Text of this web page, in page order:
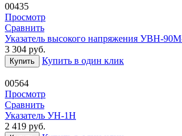
00435
Просмотр
Сравнить
Указатель высокого напряжения УВН-
3 304 руб.
Купить Купить в один клик
00564
Просмотр
Сравнить
Указатель УН-1Н
2 419 руб.